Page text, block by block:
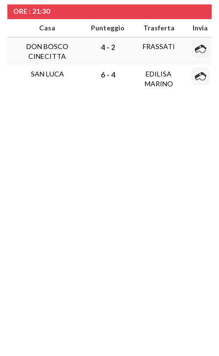
ORE : 21:30
Casa
Punteggio Trasferta Invia
DON BOSCO
CINECITTA
4 - 2 FRASSATI
SAN LUCA 6 - 4
EDILISA
MARINO